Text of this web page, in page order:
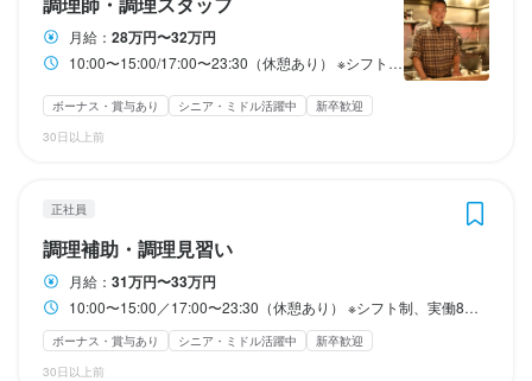
月給： 28万円〜32万円
10:00〜15:00/17:00〜23:30（休憩あり） ※シフト制 ※終電考慮いたします
ボーナス・賞与あり シニア・ミドル活躍中
新卒歓迎
30日以上前
正社員
調理補助・調理見習い
月給： 31万円〜33万円
10:00〜15:00／17:00〜23:30（休憩あり） ※シフト制、実働8時間 ◎終電考慮いたします、ご安心ください！ ※プライベートや自分の時間を大切に・・・！ ディナーアップやランチアップなどの制度も取り入れており、 なるべく従業員がプライベートと両立出来る仕組みを常に考えております！
ボーナス・賞与あり シニア・ミドル活躍中
新卒歓迎
30日以上前
勤務時間
10:00〜15:00／17:00〜23:30（休憩あり）
※シフト制、実働8時間
◎終電考慮いたします、ご安心ください！
ディナーアップやランチアップなどの制度も取り入れており、
なるべく従業員がプライベートと両立出来る仕組みを常に考えて
おります！
終電考慮あり
休日・休暇
出勤功労手当（月8日の休みが取れない場合、1日につき12,000
円、また月8回の半休が取れない場合、1回につき6,000円支給
社内店舗での飲食割引（飲食代25％OFF）
繁盛店視察費支給
従業員書籍代支給、
英会話教育手当（月額2,000円）
近隣美容院手当（月額2,000円）
旅行お土産経費（1,500円×4回）
引越手当（社内規定内）
誕生日プレゼント
各種社会保険完備
家族手当支給
勤務時間
10:00〜15:00／17:00〜23:30（休憩あり）
※シフト制、実働8時間
◎終電考慮いたします、ご安心ください！
ディナーアップやランチアップなどの制度も取り入れており、
なるべく従業員がプライベートと両立出来る仕組みを常に考えて
おります！
終電考慮あり
休日・休暇
円、また月8回の半休が取れない場合、1回につき6,000円支給
社内店舗での飲食割引（飲食代25％OFF）
独立支援制度
従業員書籍代支給、
資格手当（ソムリエ資格月10,000円支給など）
近隣美容院手当（月額2,000円）
旅行お土産経費（1,500円×4回）
引越手当（社内規定内）
誕生日プレゼント
各種社会保険完備
家族手当支給
まかない・食事補助あり
勤務時間
10:00〜15:00／17:00〜23:30（休憩あり）
※シフト制、実働8時間
◎終電考慮いたします、ご安心ください！
ディナーアップやランチアップなどの制度も取り入れており、
なるべく従業員がプライベートと両立出来る仕組みを常に考えて
おります！
終電考慮あり
休日・休暇
勤務時間
10:00〜15:00／17:00〜23:30（休憩あり）
※シフト制、実働8時間
◎終電考慮いたします、ご安心ください！
ディナーアップやランチアップなどの制度も取り入れており、
なるべく従業員がプライベートと両立出来る仕組みを常に考えて
おります！
終電考慮あり
休日・休暇
勤務時間
10:00〜15:00／17:00〜23:30（休憩あり）
※シフト制、実働8時間
◎終電考慮いたします、ご安心ください！
ディナーアップやランチアップなどの制度も取り入れており、
なるべく従業員がプライベートと両立出来る仕組みを常に考えて
おります！
終電考慮あり
休日・休暇